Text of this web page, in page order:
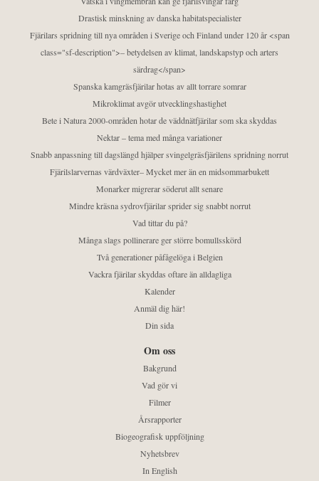
Drastisk minskning av danska habitatspecialister
Fjärilars spridning till nya områden i Sverige och Finland under 120 år <span
class="sf-description">– betydelsen av klimat, landskapstyp och arters
särdrag</span>
Spanska kamgräsfjärilar hotas av allt torrare somrar
Mikroklimat avgör utvecklingshastighet
Bete i Natura 2000-områden hotar de väddnätfjärilar som ska skyddas
Nektar – tema med många variationer
Snabb anpassning till dagslängd hjälper svingelgräsfjärilens spridning norrut
Fjärilslarvernas värdväxter– Mycket mer än en midsommarbukett
Monarker migrerar söderut allt senare
Mindre kräsna sydrovfjärilar sprider sig snabbt norrut
Vad tittar du på?
Många slags pollinerare ger större bomullsskörd
Två generationer påfågelöga i Belgien
Vackra fjärilar skyddas oftare än alldagliga
Kalender
Anmäl dig här!
Din sida
Om oss
Bakgrund
Vad gör vi
Filmer
Årsrapporter
Biogeografisk uppföljning
Nyhetsbrev
In English